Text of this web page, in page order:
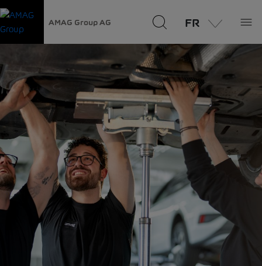
AMAG Group AG FR